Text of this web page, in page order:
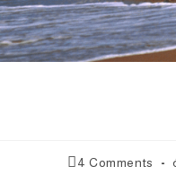
Post
4 Comments